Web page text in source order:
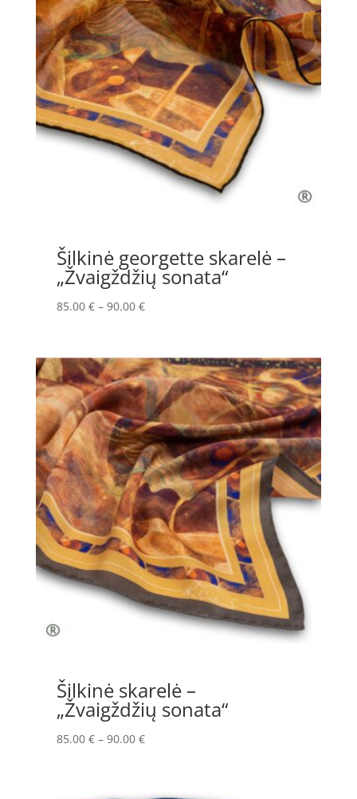
Šilkinė georgette skarelė –
„Žvaigždžių sonata“
85.00 € – 90.00 €Price
through
90.00 €
Šilkinė skarelė –
„Žvaigždžių sonata“
85.00 € – 90.00 €Price